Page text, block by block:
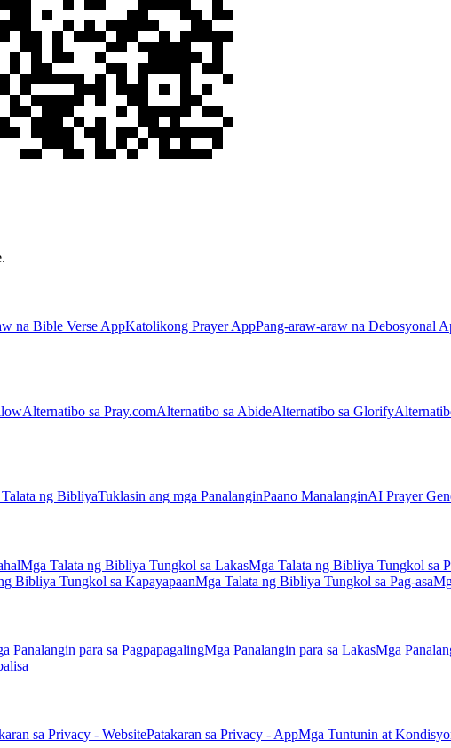
na Bible Verse AppKatolikong Prayer AppPang-araw-araw na Debosyonal
Alternatibo sa Pray.comAlternatibo sa AbideAlternatibo sa Glorify
ng BibliyaTuklasin ang mga PanalanginPaano ManalanginAI Prayer
Mga Talata ng Bibliya Tungkol sa LakasMga Talata ng Bibliya Tungkol sa
Bibliya Tungkol sa KapayapaanMga Talata ng Bibliya Tungkol sa Pag-asa
Panalangin para sa PagpapagalingMga Panalangin para sa LakasMga
sa Privacy - WebsitePatakaran sa Privacy - AppMga Tuntunin at